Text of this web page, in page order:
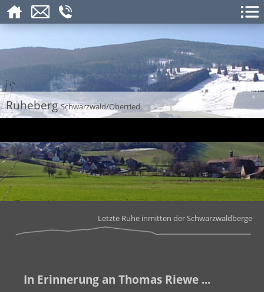
RuhebergSchwarzwald/Oberried
Letzte Ruhe inmitten der Schwarzwaldberge
In Erinnerung an Thomas Riewe ...